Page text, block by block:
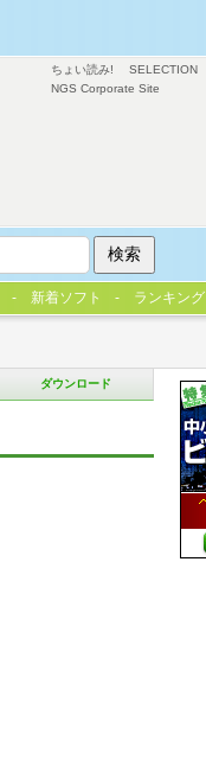
ダウンロード
ちょい読み! SELECTION
NGS Corporate Site
新着ソフト ランキング